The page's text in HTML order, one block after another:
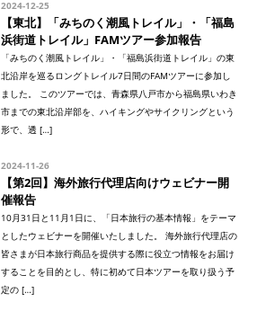
2024-12-25
【東北】「みちのく潮風トレイル」・「福島
浜街道トレイル」FAMツアー参加報告
「みちのく潮風トレイル」・「福島浜街道トレイル」の東
北沿岸を巡るロングトレイル7日間のFAMツアーに参加し
ました。 このツアーでは、青森県八戸市から福島県いわき
市までの東北沿岸部を、ハイキングやサイクリングという
形で、透 […]
2024-11-26
【第2回】海外旅行代理店向けウェビナー開
催報告
10月31日と11月1日に、「日本旅行の基本情報」をテーマ
としたウェビナーを開催いたしました。 海外旅行代理店の
皆さまが日本旅行商品を提供する際に役立つ情報をお届け
することを目的とし、特に初めて日本ツアーを取り扱う予
定の […]